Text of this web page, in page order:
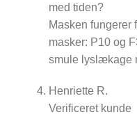
med tiden?
Masken fungerer
masker: P10 og
smule lyslækage
Henriette R.
Verificeret kunde